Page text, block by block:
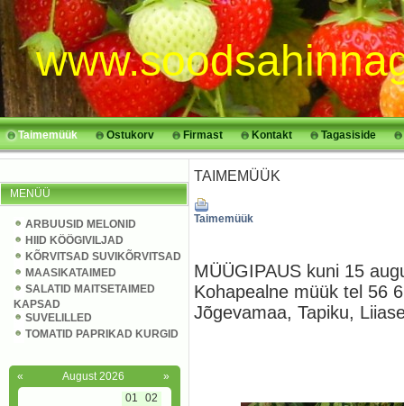
Taimemüük Ostukorv Firmast Kontakt Tagasiside
MENÜÜ
ARBUUSID MELONID
HIID KÖÖGIVILJAD
KÕRVITSAD SUVIKÕRVITSAD
MAASIKATAIMED
SALATID MAITSETAIMED
KAPSAD
SUVELILLED
TOMATID PAPRIKAD KURGID
« August 2026
»
01
02
TAIMEMÜÜK
Taimemüük
MÜÜGIPAUS kuni 15
Kohapealne müük tel 56
Jõgevamaa, Tapiku,